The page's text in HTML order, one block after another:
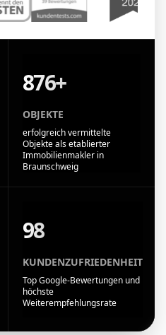
876+
OBJEKTE
erfolgreich vermittelte
Objekte als etablierter
Immobilienmakler in
Braunschweig
98
KUNDENZUFRIEDENHEIT
Top Google-Bewertungen und
höchste
Weiterempfehlungsrate